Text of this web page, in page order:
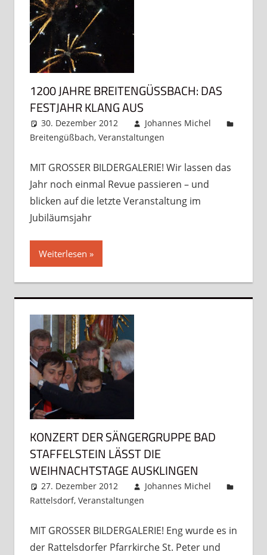
1200 JAHRE BREITENGÜSSBACH: DAS F
ESTJAHR KLANG AUS
30. Dezember 2012
Johannes Michel
Breitengüßbach, Veranstaltungen
MIT GROSSER BILDERGALERIE! Wir lassen das
Jahr noch einmal Revue passieren – und
blicken auf die letzte Veranstaltung im
Jubiläumsjahr
Weiterlesen
KONZERT DER SÄNGERGRUPPE BAD
STAFFELSTEIN LÄSST DIE
WEIHNACHTSTAGE AUSKLINGEN
27. Dezember 2012
Johannes Michel
Rattelsdorf, Veranstaltungen
MIT GROSSER BILDERGALERIE! Eng wurde es in
der Rattelsdorfer Pfarrkirche St. Peter und